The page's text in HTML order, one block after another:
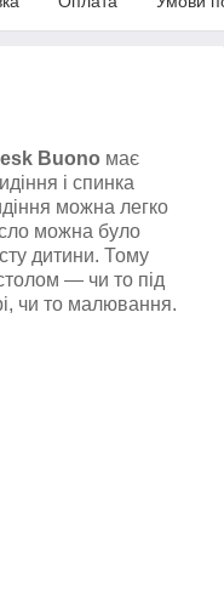
Buono має
і спинка
можна легко
можна було
дитини. Тому
— чи то під
чи то малювання.